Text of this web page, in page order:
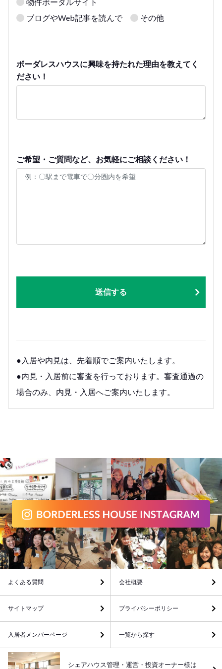
ブログやWeb記事を読んで
その他
ボーダレスハウスに興味を持たれた理由を教えてく
ださい！
ご希望・ご質問など、お気軽にご相談ください！
送信する
●入居や内見は、先着順でご案内いたします。
●内見・入居前に審査を行っております。審査通過の
場合のみ、内見・入居へご案内いたします。
よくある質問 会社概要
サイトマップ プライバシーポリシー
入居者メンバーページ 一覧から探す
シェアハウス管理・運営・投資オーナー様は